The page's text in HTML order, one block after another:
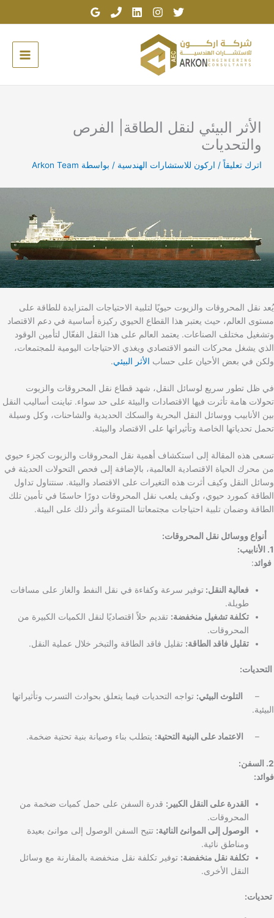
الأثر البيئي لنقل الطاقة| الفرص
والتحديات
اترك تعليقاً / اركون للاستشارات الهندسية / بواسطة Arkon Team
يُعد نقل المحروقات والزيوت حيويًا لتلبية الاحتياجات المتزايدة للطاقة على
مستوى العالم، حيث يعتبر هذا القطاع الحيوي ركيزة أساسية في دعم الاقتصاد
وتشغيل مختلف الصناعات. يعتمد العالم على هذا النقل الفعّال لتأمين الوقود
الذي يشغل محركات النمو الاقتصادي ويغذي الاحتياجات اليومية للمجتمعات،
ولكن في بعض الأحيان على حساب الأثر البيئي.
في ظل تطور سريع لوسائل النقل، شهد قطاع نقل المحروقات والزيوت
تحولات هامة تأثرت فيها الاقتصادات والبيئة على حد سواء. تباينت أساليب النقل
بين الأنابيب ووسائل النقل البحرية والسكك الحديدية والشاحنات، وكل وسيلة
تحمل تحدياتها الخاصة وتأثيراتها على الاقتصاد والبيئة.
تسعى هذه المقالة إلى استكشاف أهمية نقل المحروقات والزيوت كجزء حيوي
من محرك الحياة الاقتصادية العالمية، بالإضافة إلى فحص التحولات الحديثة في
وسائل النقل وكيف أثرت هذه التغيرات على الاقتصاد والبيئة. سنتناول تداول
الطاقة كمورد حيوي، وكيف يلعب نقل المحروقات دورًا حاسمًا في تأمين تلك
الطاقة وضمان تلبية احتياجات مجتمعاتنا المتنوعة وأثر ذلك على البيئة.
أنواع ووسائل نقل المحروقات:
1. الأنابيب:
فوائد:
فعالية النقل:توفير سرعة وكفاءة في نقل النفط والغاز على مسافات
طويلة.
تكلفة تشغيل منخفضة: تقديم حلاً اقتصاديًا لنقل الكميات الكبيرة من
المحروقات.
تقليل فاقد الطاقة: تقليل فاقد الطاقة والتبخر خلال عملية النقل.
التحديات:
– التلوث البيئي: تواجه التحديات فيما يتعلق بحوادث التسرب وتأثيراتها
البيئية.
– الاعتماد على البنية التحتية: يتطلب بناء وصيانة بنية تحتية ضخمة.
2. السفن:
فوائد:
القدرة على النقل الكبير: قدرة السفن على حمل كميات ضخمة من
المحروقات.
الوصول إلى الموانئ النائية: تتيح السفن الوصول إلى موانئ بعيدة
ومناطق نائية.
تكلفة نقل منخفضة: توفير تكلفة نقل منخفضة بالمقارنة مع وسائل
النقل الأخرى.
تحديات: